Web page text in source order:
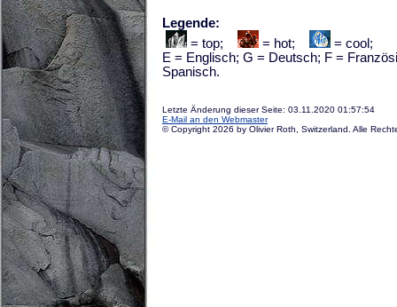
Legende:
= top;
= hot;
= cool;
E = Englisch; G = Deutsch; F =
Spanisch.
Letzte Änderung dieser Seite: 03.11.2020 01:57:54
E-Mail an den Webmaster
© Copyright 2026 by Olivier Roth, Switzerland. Alle